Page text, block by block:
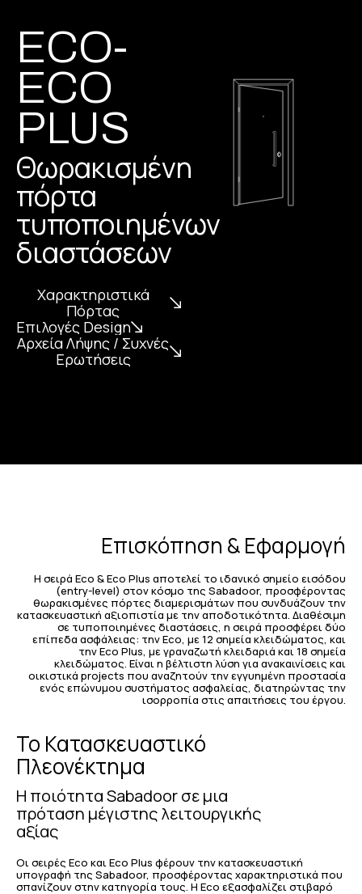
ECO-
ECO
PLUS
Θωρακισμένη
πόρτα
τυποποιημένων
διαστάσεων
Χαρακτηριστικά
Πόρτας
Επιλογές Design
Αρχεία Λήψης / Συχνές
Ερωτήσεις
Επισκόπηση & Εφαρμογή
Η σειρά Eco & Eco Plus αποτελεί το ιδανικό σημείο εισόδου
(entry-level) στον κόσμο της Sabadoor, προσφέροντας
θωρακισμένες πόρτες διαμερισμάτων που συνδυάζουν την
κατασκευαστική αξιοπιστία με την αποδοτικότητα. Διαθέσιμη
σε τυποποιημένες διαστάσεις, η σειρά προσφέρει δύο
επίπεδα ασφάλειας: την Eco, με 12 σημεία κλειδώματος, και
την Eco Plus, με γραναζωτή κλειδαριά και 18 σημεία
κλειδώματος. Είναι η βέλτιστη λύση για ανακαινίσεις και
οικιστικά projects που αναζητούν την εγγυημένη προστασία
ενός επώνυμου συστήματος ασφαλείας, διατηρώντας την
ισορροπία στις απαιτήσεις του έργου.
Το Κατασκευαστικό
Πλεονέκτημα
Η ποιότητα Sabadoor σε μια
πρόταση μέγιστης λειτουργικής
αξίας
Οι σειρές Eco και Eco Plus φέρουν την κατασκευαστική
υπογραφή της Sabadoor, προσφέροντας χαρακτηριστικά που
σπανίζουν στην κατηγορία τους. Η Eco εξασφαλίζει στιβαρό